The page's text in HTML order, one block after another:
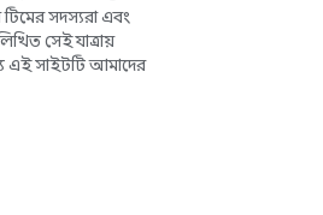
টিমের সদস্যরা এবং
সেই যাত্রায়
এই সাইটটি আমাদের